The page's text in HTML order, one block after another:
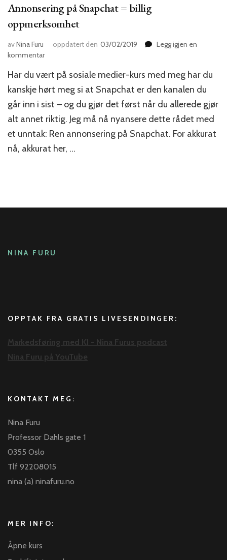
Annonsering på Snapchat = billig
oppmerksomhet
avNina Furu oppdatert den 03/02/2019
Legg igjen en
kommentartil
på
Snapchat
billig
oppmerksomhet
Har du vært på sosiale medier-kurs med meg har du
kanskje hørt meg si at Snapchat er den kanalen du
går inn i sist – og du gjør det først når du allerede gjør
alt annet riktig. Jeg må nå nyansere dette rådet med
et unntak: Ren annonsering på Snapchat. For akkurat
nå, akkurat her, …
NINA FURU
OPPTAK FRA GRATIS LIVESENDINGER:
Markedsføring med KI - Nina Furus podcast
Nina Furu på YouTube
KONTAKT MEG:
Nina Furu
Professor Dahls gate 1
0355 Oslo
Tlf 92208015
nina (a) ninafuru.no
MER INFO:
Åpne kurs